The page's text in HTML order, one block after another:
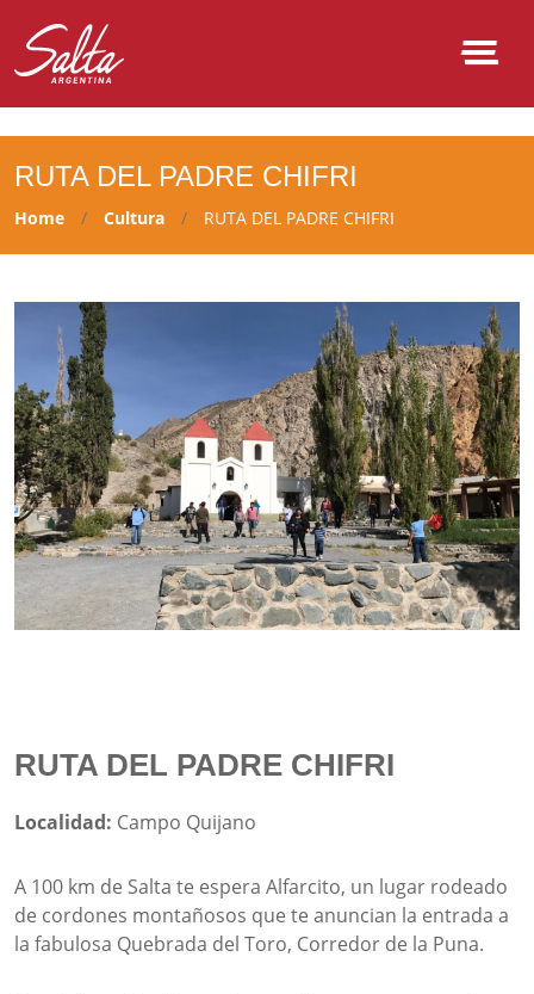
RUTA DEL PADRE CHIFRI
Home Cultura RUTA DEL PADRE CHIFRI
RUTA DEL PADRE CHIFRI
Localidad: Campo Quijano
A 100 km de Salta te espera Alfarcito, un lugar rodeado
de cordones montañosos que te anuncian la entrada a
la fabulosa Quebrada del Toro, Corredor de la Puna.